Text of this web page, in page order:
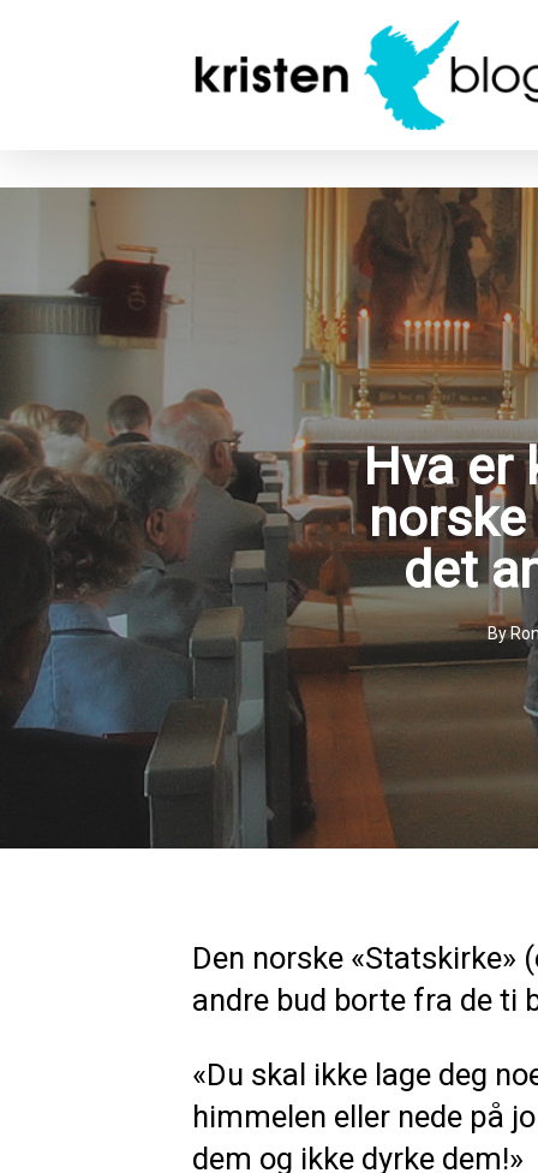
Hva er
det
By
Den norske «Statskirke»
andre bud borte fra de ti
«Du skal ikke lage deg
himmelen eller nede på
dem og ikke dyrke dem!»